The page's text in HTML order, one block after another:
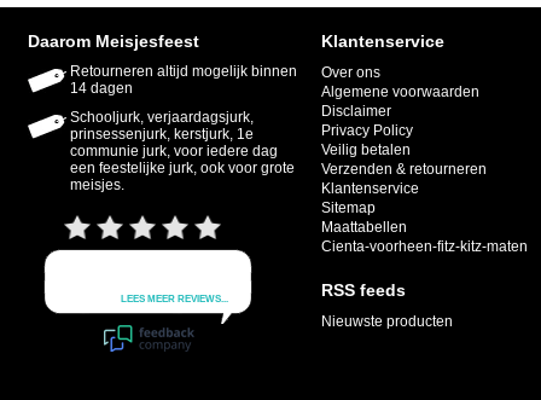
Daarom Meisjesfeest
Retourneren altijd mogelijk binnen
14 dagen
Schooljurk, verjaardagsjurk,
prinsessenjurk, kerstjurk, 1e
communie jurk, voor iedere dag
een feestelijke jurk, ook voor grote
meisjes.
Klantenservice
Over ons
Algemene voorwaarden
Disclaimer
Privacy Policy
Veilig betalen
Verzenden & retourneren
Klantenservice
Sitemap
Maattabellen
Cienta-voorheen-fitz-kitz-maten
RSS feeds
Nieuwste producten